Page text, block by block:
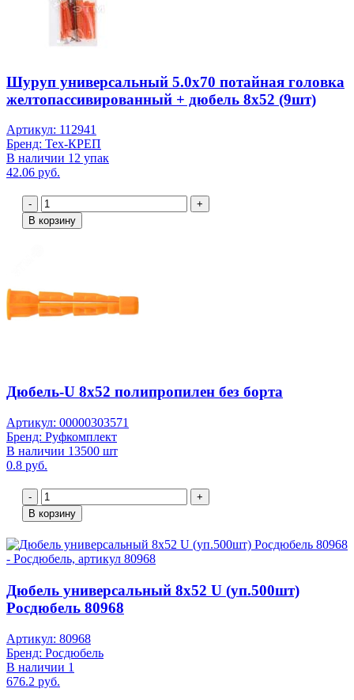
Шуруп универсальный 5.0х70 потайная головка
желтопассивированный + дюбель 8х52 (9шт)
Артикул: 112941
Бренд: Тех-КРЕП
В наличии 12 упак
42.06 руб.
-
+
В корзину
Дюбель-U 8х52 полипропилен без борта
Артикул: 00000303571
Бренд: Руфкомплект
В наличии 13500 шт
0.8 руб.
-
+
В корзину
Дюбель универсальный 8х52 U (уп.500шт)
Росдюбель 80968
Артикул: 80968
Бренд: Росдюбель
В наличии 1
676.2 руб.